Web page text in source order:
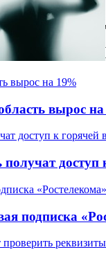
вырос
доступ
подписка